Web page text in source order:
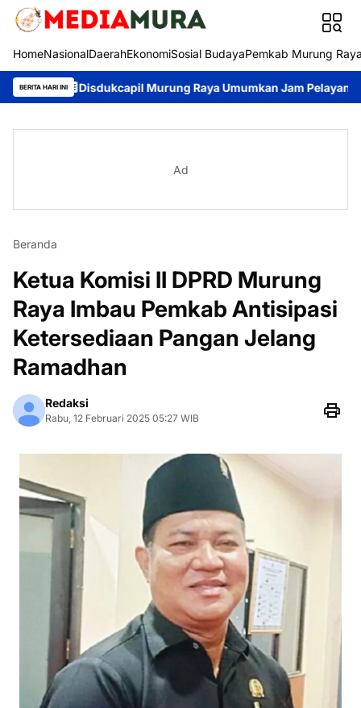
HomeNasionalDaerahEkonomiSosial BudayaPemkab Murung
BERITA HARI INI
Disdukcapil Murung Raya Umumkan Jam Pelayanan
Ad
Beranda
Ketua Komisi II DPRD Murung
Raya Imbau Pemkab Antisipasi
Ketersediaan Pangan Jelang
Ramadhan
Redaksi
Rabu, 12 Februari 2025 05:27 WIB